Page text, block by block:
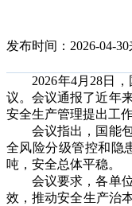
发布时间：2026-04-30
2026年4月28日，
议。会议通报了近年
安全生产管理提出工作
会议指出，国能包
全风险分级管控和隐
吨，安全总体平稳。
会议要求，各单位
效，推动安全生产治